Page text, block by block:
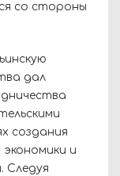
со стороны
дал
создания
и
Следуя